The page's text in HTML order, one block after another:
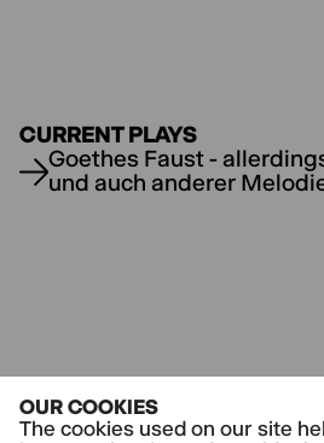
OUR COOKIES
The cookies used on our site
CURRENT PLAYS
Goethes Faust -
und auch anderer